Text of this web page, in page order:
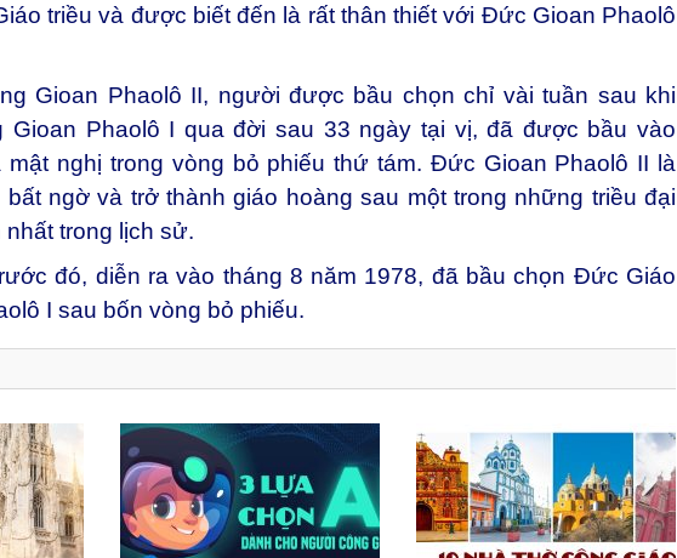
triều và được biết đến là rất thân thiết với Đức Gioan Phaolô
Gioan Phaolô II, người được bầu chọn chỉ vài tuần sau khi
Gioan Phaolô I qua đời sau 33 ngày tại vị, đã được bầu vào
nghị trong vòng bỏ phiếu thứ tám. Đức Gioan Phaolô II là
ngờ và trở thành giáo hoàng sau một trong những triều đại
nhất trong lịch sử.
đó, diễn ra vào tháng 8 năm 1978, đã bầu chọn Đức Giáo
I sau bốn vòng bỏ phiếu.